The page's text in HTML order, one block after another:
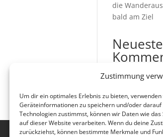
Zustimmung
Um dir ein optimales Erlebnis zu bieten,
Geräteinformationen zu speichern und/oder
Technologien zustimmst, können wir Daten wie
auf dieser Website verarbeiten. Wenn du deine
zurückziehst, können bestimmte Merkmale und
die
bald am Ziel
Neueste
Es sind keine